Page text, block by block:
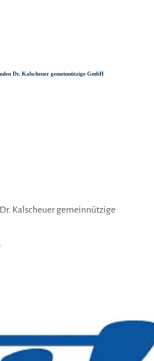
Dr. Kalscheuer gemeinnützige GmbH
Kalscheuer gemeinnützige